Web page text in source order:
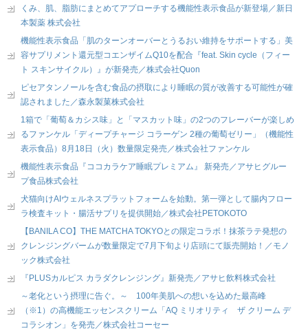
くみ、肌、脂肪にまとめてアプローチする機能性表示食品が新登場／新日
本製薬 株式会社
機能性表示食品「肌のターンオーバーとうるおい維持をサポートする」美
容サプリメント還元型コエンザイムQ10を配合『feat. Skin cycle（フィー
ト スキンサイクル）』が新発売／株式会社Quon
ピセアタンノールを含む食品の摂取により睡眠の質が改善する可能性が確
認されました／森永製菓株式会社
1箱で「葡萄＆カシス味」と「マスカット味」の2つのフレーバーが楽しめ
るファンケル「ディープチャージ コラーゲン 2種の葡萄ゼリー」（機能性
表示食品）8月18日（火）数量限定発売／株式会社ファンケル
機能性表示食品『ココカラケア睡眠プレミアム』 新発売／アサヒグルー
プ食品株式会社
犬猫向けAIウェルネスプラットフォームを始動。第一弾として腸内フロー
ラ検査キット・腸活サプリを提供開始／株式会社PETOKOTO
【BANILA CO】THE MATCHA TOKYOとの限定コラボ！抹茶ラテ発想の
クレンジングバームが数量限定で7月下旬より店頭にて販売開始！／モノ
ック株式会社
『PLUSカルピス カラダクレンジング』新発売／アサヒ飲料株式会社
～老化という摂理に告ぐ。～ 100年美肌への想いを込めた最高峰
（※1）の高機能エッセンスクリーム「AQ ミリオリティ ザ クリーム デ
コラシオン」を発売／株式会社コーセー